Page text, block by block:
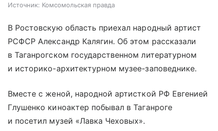
Источник: Комсомольская правда
В Ростовскую область приехал народный артист
РСФСР Александр Калягин. Об этом рассказали
в Таганрогском государственном литературном
и историко-архитектурном музее-заповеднике.
Вместе с женой, народной артисткой РФ Евгенией
Глушенко киноактер побывал в Таганроге
и посетил музей «Лавка Чеховых».